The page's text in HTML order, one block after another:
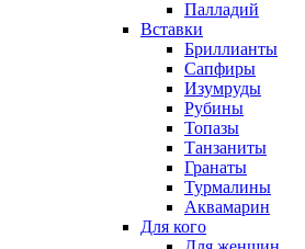
Палладий
Вставки
Бриллианты
Сапфиры
Изумруды
Рубины
Топазы
Танзаниты
Гранаты
Турмалины
Аквамарин
Для кого